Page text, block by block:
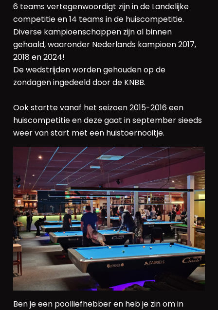
6 teams vertegenwoordigt zijn in de Landelijke
competitie en 14 teams in de huiscompetitie.
Diverse kampioenschappen zijn al binnen
gehaald, waaronder Nederlands kampioen 2017,
2018 en 2024!
De wedstrijden worden gehouden op de
zondagen ingedeeld door de KNBB.
Ook startte vanaf het seizoen 2015-2016 een
huiscompetitie en deze gaat in september sieeds
weer van start met een huistoernooitje.
Ben je een poolliefhebber en heb je zin om in